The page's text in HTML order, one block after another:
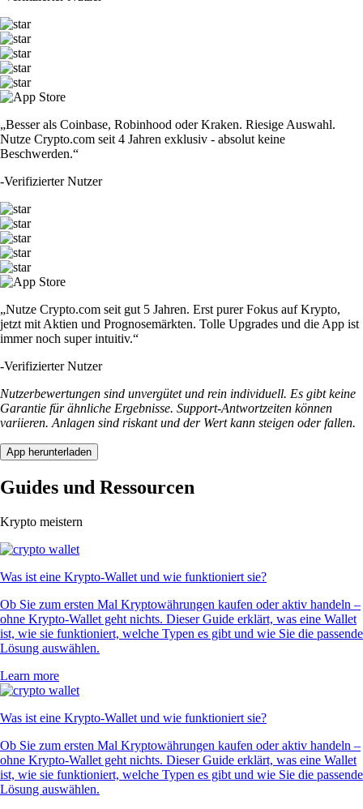
„Besser als Coinbase, Robinhood oder Kraken. Riesige Auswahl.
Nutze Crypto.com seit 4 Jahren exklusiv - absolut keine
Beschwerden.“
-Verifizierter Nutzer
„Nutze Crypto.com seit gut 5 Jahren. Erst purer Fokus auf Krypto,
jetzt mit Aktien und Prognosemärkten. Tolle Upgrades und die App ist
immer noch super intuitiv.“
-Verifizierter Nutzer
Nutzerbewertungen sind unvergütet und rein individuell. Es gibt keine
Garantie für ähnliche Ergebnisse. Support-Antwortzeiten können
variieren. Anlagen sind riskant und der Wert kann steigen oder fallen.
App herunterladen
Guides und Ressourcen
Krypto meistern
Was ist eine Krypto-Wallet und wie funktioniert sie?
Ob Sie zum ersten Mal Kryptowährungen kaufen oder aktiv handeln –
ohne Krypto-Wallet geht nichts. Dieser Guide erklärt, was eine Wallet
ist, wie sie funktioniert, welche Typen es gibt und wie Sie die passende
Lösung auswählen.
Learn more
Was ist eine Krypto-Wallet und wie funktioniert sie?
Ob Sie zum ersten Mal Kryptowährungen kaufen oder aktiv handeln –
ohne Krypto-Wallet geht nichts. Dieser Guide erklärt, was eine Wallet
ist, wie sie funktioniert, welche Typen es gibt und wie Sie die passende
Lösung auswählen.